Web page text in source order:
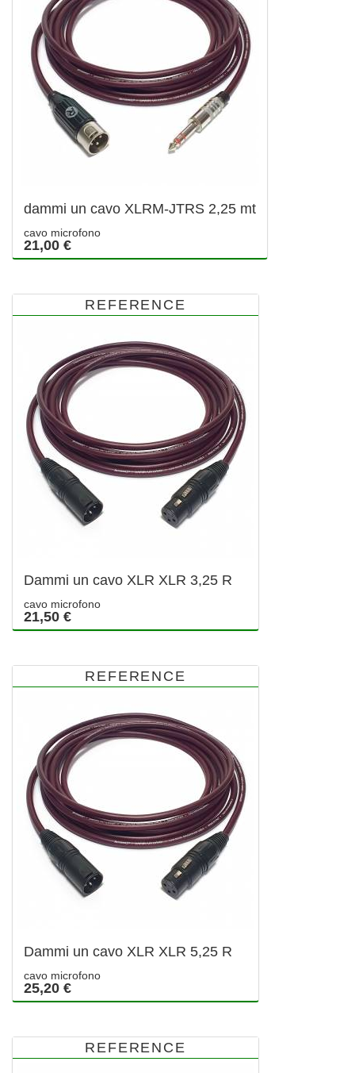
dammi un cavo XLRM-JTRS 2,25 mt
cavo microfono
21,00 €
REFERENCE
Dammi un cavo XLR XLR 3,25 R
cavo microfono
21,50 €
REFERENCE
Dammi un cavo XLR XLR 5,25 R
cavo microfono
25,20 €
REFERENCE